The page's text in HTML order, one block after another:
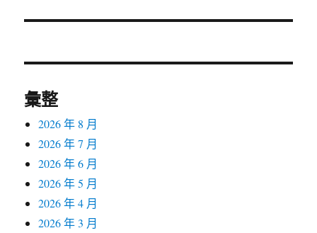
文
彙整
2026 年 8 月
2026 年 7 月
2026 年 6 月
2026 年 5 月
2026 年 4 月
2026 年 3 月